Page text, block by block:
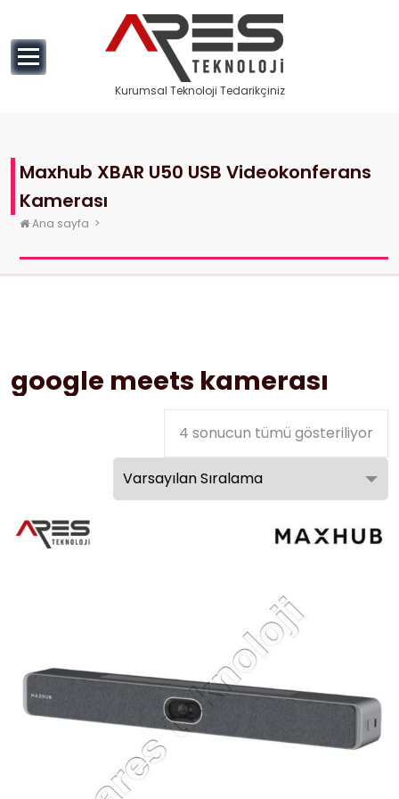
Kurumsal Teknoloji Tedarikçiniz
Maxhub XBAR U50 USB Videokonferans
Kamerası
Ana sayfa >
google meets kamerası
4 sonucun tümü gösteriliyor